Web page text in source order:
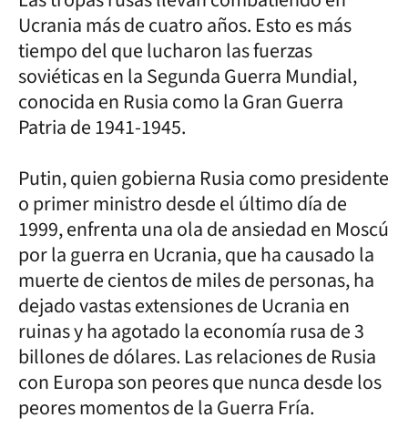
Ucrania más de cuatro años. Esto es más
tiempo del que lucharon las fuerzas
soviéticas en la Segunda Guerra Mundial,
conocida en Rusia como la Gran Guerra
Patria de 1941-1945.
Putin, quien gobierna Rusia como presidente
o primer ministro desde el último día de
1999, enfrenta una ola de ansiedad en Moscú
por la guerra en Ucrania, que ha causado la
muerte de cientos de miles de personas, ha
dejado vastas extensiones de Ucrania en
ruinas y ha agotado la economía rusa de 3
billones de dólares. Las relaciones de Rusia
con Europa son peores que nunca desde los
peores momentos de la Guerra Fría.